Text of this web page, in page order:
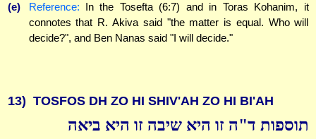
(e) Reference: In the Tosefta (6:7) and in Toras Kohanim, it
connotes that R. Akiva said "the matter is equal. Who will
decide?", and Ben Nanas said "I will decide."
13) TOSFOS DH ZO HI SHIV'AH ZO HI BI'AH
תוספות ד"ה זו היא שיבה זו היא ביאה